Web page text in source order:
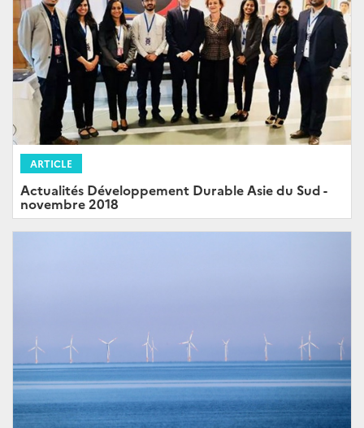
ARTICLE
Actualités Développement Durable Asie du Sud -
novembre 2018